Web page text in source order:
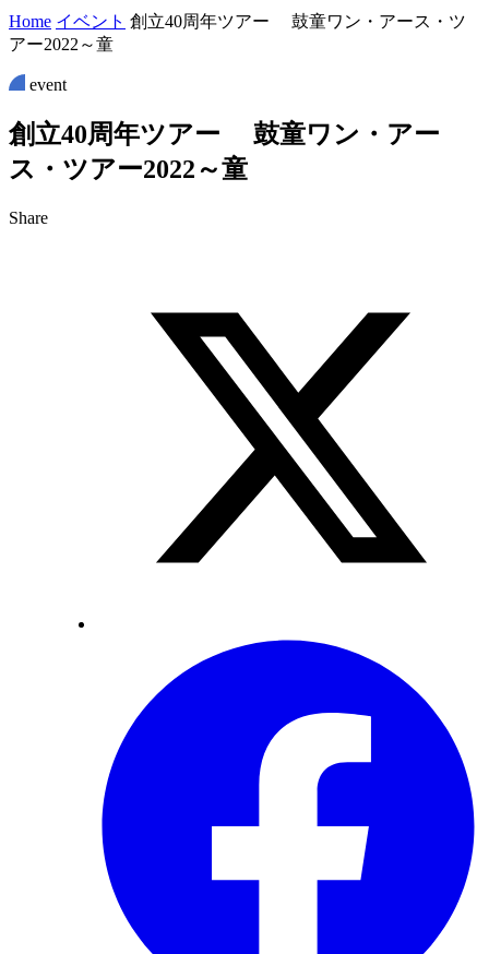
Home イベント 創立40周年ツアー 鼓童ワン・アース・ツ
アー2022～童
event
創立40周年ツアー 鼓童ワン ・ アー
ス ・ ツアー2022 ～童
Share